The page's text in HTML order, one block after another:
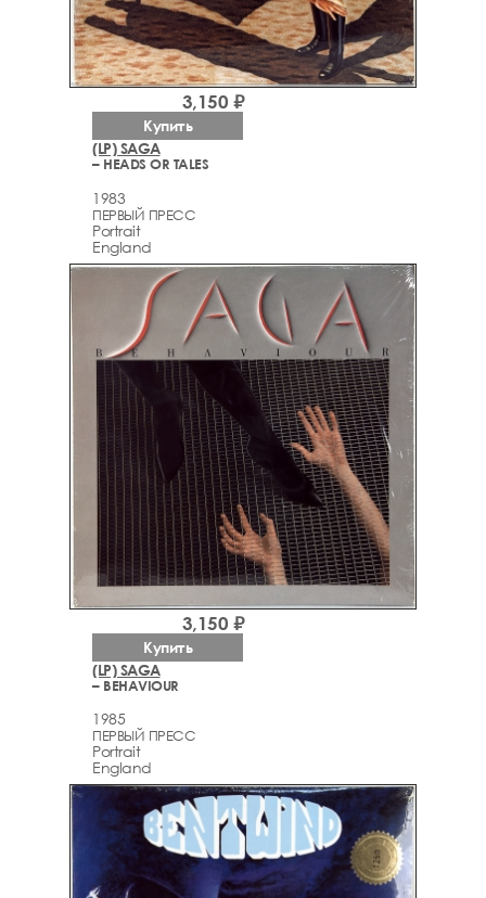
(LP) SAGA
– HEADS OR TALES
1983
ПЕРВЫЙ ПРЕСС
Portrait
England
3,150 ₽
Купить
(LP) SAGA
– BEHAVIOUR
1985
ПЕРВЫЙ ПРЕСС
Portrait
England
3,150 ₽
Купить